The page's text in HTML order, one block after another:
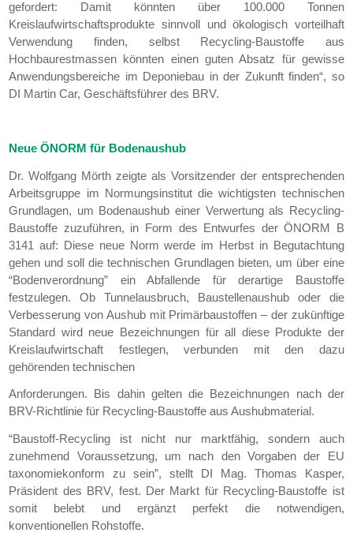
gefordert: Damit könnten über 100.000 Tonnen
Kreislaufwirtschaftsprodukte sinnvoll und ökologisch vorteilhaft
Verwendung finden, selbst Recycling-Baustoffe aus
Hochbaurestmassen könnten einen guten Absatz für gewisse
Anwendungsbereiche im Deponiebau in der Zukunft finden“, so
DI Martin Car, Geschäftsführer des BRV.
Neue ÖNORM für Bodenaushub
Dr. Wolfgang Mörth zeigte als Vorsitzender der entsprechenden
Arbeitsgruppe im Normungsinstitut die wichtigsten technischen
Grundlagen, um Bodenaushub einer Verwertung als Recycling-
Baustoffe zuzuführen, in Form des Entwurfes der ÖNORM B
3141 auf: Diese neue Norm werde im Herbst in Begutachtung
gehen und soll die technischen Grundlagen bieten, um über eine
“Bodenverordnung” ein Abfallende für derartige Baustoffe
festzulegen. Ob Tunnelausbruch, Baustellenaushub oder die
Verbesserung von Aushub mit Primärbaustoffen – der zukünftige
Standard wird neue Bezeichnungen für all diese Produkte der
Kreislaufwirtschaft festlegen, verbunden mit den dazu
gehörenden technischen
Anforderungen. Bis dahin gelten die Bezeichnungen nach der
BRV-Richtlinie für Recycling-Baustoffe aus Aushubmaterial.
“Baustoff-Recycling ist nicht nur marktfähig, sondern auch
zunehmend Voraussetzung, um nach den Vorgaben der EU
taxonomiekonform zu sein”, stellt DI Mag. Thomas Kasper,
Präsident des BRV, fest. Der Markt für Recycling-Baustoffe ist
somit belebt und ergänzt perfekt die notwendigen,
konventionellen Rohstoffe.